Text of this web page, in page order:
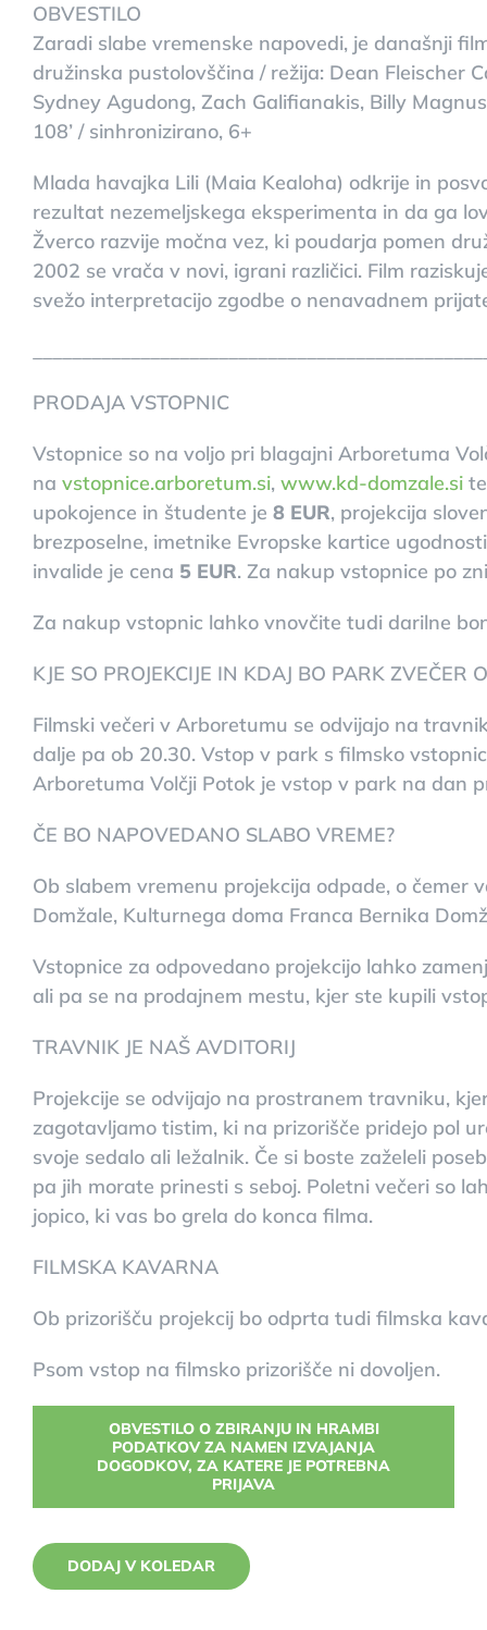
OBVESTILO
Zaradi slabe vremenske napovedi, je današnji
družinska pustolovščina / režija: Dean Fleischer
Sydney Agudong, Zach Galifianakis, Billy
108’ / sinhronizirano, 6+
Mlada havajka Lili (Maia Kealoha) odkrije in
rezultat nezemeljskega eksperimenta in da ga
Žverco razvije močna vez, ki poudarja pomen
2002 se vrača v novi, igrani različici. Film
svežo interpretacijo zgodbe o nenavadnem
PRODAJA VSTOPNIC
Vstopnice so na voljo pri blagajni Arboretuma
na vstopnice.arboretum.si, www.kd-domzale.si
upokojence in študente je 8 EUR, projekcija
brezposelne, imetnike Evropske kartice
invalide je cena 5 EUR. Za nakup vstopnice po
Za nakup vstopnic lahko vnovčite tudi darilne
KJE SO PROJEKCIJE IN KDAJ BO PARK ZVEČER
Filmski večeri v Arboretumu se odvijajo na
dalje pa ob 20.30. Vstop v park s filmsko
Arboretuma Volčji Potok je vstop v park na dan
ČE BO NAPOVEDANO SLABO VREME?
Ob slabem vremenu projekcija odpade, o
Domžale, Kulturnega doma Franca Bernika
Vstopnice za odpovedano projekcijo lahko
ali pa se na prodajnem mestu, kjer ste kupili
TRAVNIK JE NAŠ AVDITORIJ
Projekcije se odvijajo na prostranem travniku,
zagotavljamo tistim, ki na prizorišče pridejo pol
svoje sedalo ali ležalnik. Če si boste zaželeli
pa jih morate prinesti s seboj. Poletni večeri so
jopico, ki vas bo grela do konca filma.
FILMSKA KAVARNA
Ob prizorišču projekcij bo odprta tudi filmska
Psom vstop na filmsko prizorišče ni dovoljen.
OBVESTILO O ZBIRANJU IN HRAMBI
PODATKOV ZA NAMEN IZVAJANJA
DOGODKOV, ZA KATERE JE POTREBNA
PRIJAVA
DODAJ V KOLEDAR